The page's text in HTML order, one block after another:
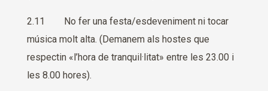
2.11
No fer una festa/esdeveniment ni tocar
música molt alta. (Demanem als hostes que
respectin «l’hora de tranquil·litat» entre les 23.00 i
les 8.00 hores).